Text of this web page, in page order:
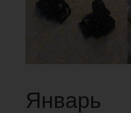
4
Январь